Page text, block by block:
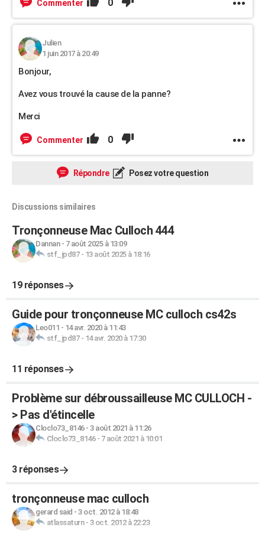
Commenter 0
Julien
1 juin 2017 à 20:49
Bonjour,
Avez vous trouvé la cause de la panne?
Merci
Commenter 0
Répondre Posez votre question
Discussions similaires
Tronçonneuse Mac Culloch 444
Dannan- 7 août 2025 à 13:09
stf_jpd87- 13 août 2025 à 18:16
19 réponses
Guide pour tronçonneuse MC culloch cs42s
Leo011 - 14 avr. 2020 à 11:43
stf_jpd87- 14 avr. 2020 à 17:30
11 réponses
Problème sur débroussailleuse MC CULLOCH -
> Pas d'étincelle
Cloclo73_8146- 3 août 2021 à 11:26
Cloclo73_8146- 7 août 2021 à 10:01
3 réponses
tronçonneuse mac culloch
gerard said - 3 oct. 2012 à 18:48
atlassaturn- 3 oct. 2012 à 22:23